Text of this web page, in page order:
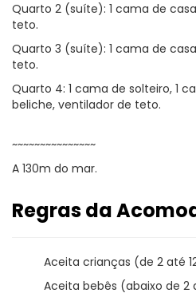
Quarto 2 (suíte): 1 cama de
teto.
Quarto 3 (suíte): 1 cama de
teto.
Quarto 4: 1 cama de solteiro, 1
beliche, ventilador de teto.
~~~~~~~~~~~~~~~
A 130m do mar.
Regras da
Aceita crianças (de 2 até
Aceita bebês (abaixo de 2